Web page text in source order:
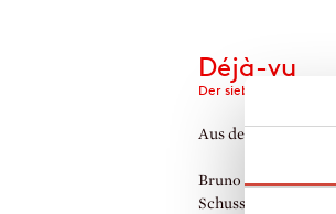
Déjà-vu
Der siebzehnte Fall
Aus dem
Bruno erholt sich
Schussverletzung,